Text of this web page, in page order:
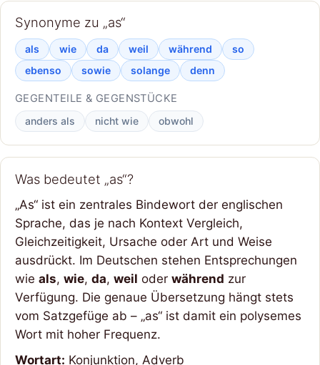
Synonyme zu „as“
als wie da weil während
so
ebenso
sowie solange denn
GEGENTEILE & GEGENSTÜCKE
anders als nicht wie obwohl
Was bedeutet „as“?
„As“ ist ein zentrales Bindewort der englischen
Sprache, das je nach Kontext Vergleich,
Gleichzeitigkeit, Ursache oder Art und Weise
ausdrückt. Im Deutschen stehen Entsprechungen
wie als, wie, da, weil oder während zur
Verfügung. Die genaue Übersetzung hängt stets
vom Satzgefüge ab – „as“ ist damit ein polysemes
Wort mit hoher Frequenz.
Wortart: Konjunktion, Adverb